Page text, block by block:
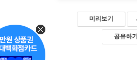
미리보기
공유하기